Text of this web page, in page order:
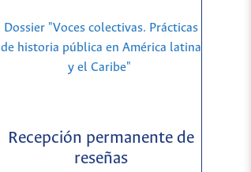
Dossier "Voces colectivas. Prácticas
de historia pública en América latina
y el Caribe"
Recepción permanente de
reseñas